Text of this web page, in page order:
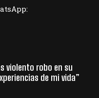
violento robo en su
de mi vida”